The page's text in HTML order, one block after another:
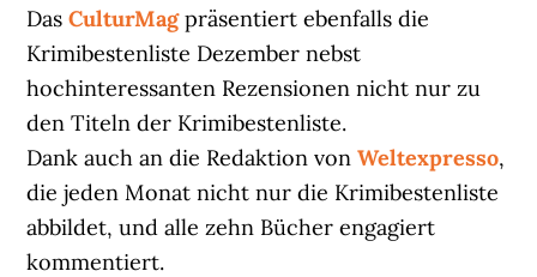
DasCulturMagpräsentiert ebenfalls die
Krimibestenliste Dezember nebst
hochinteressanten Rezensionen nicht nur zu
den Titeln der Krimibestenliste.
Dank auch an die Redaktion vonWeltexpresso,
die jeden Monat nicht nur die Krimibestenliste
abbildet, und alle zehn Bücher engagiert
kommentiert.